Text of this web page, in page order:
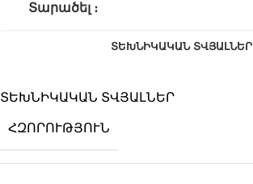
Տարածել ։
ՏԵԽՆԻԿԱԿԱՆ ՏՎՅԱԼՆԵՐ
ՏԵԽՆԻԿԱԿԱՆ ՏՎՅԱԼՆԵՐ
ՀԶՈՐՈՒԹՅՈՒՆ